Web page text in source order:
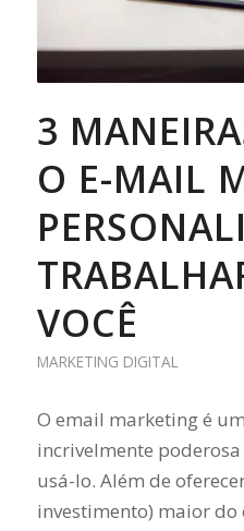
3
O E-MAIL
VOCÊ
MARKETING DIGITAL
O email marketing é
incrivelmente
usá-lo. Além de
investimento) maior